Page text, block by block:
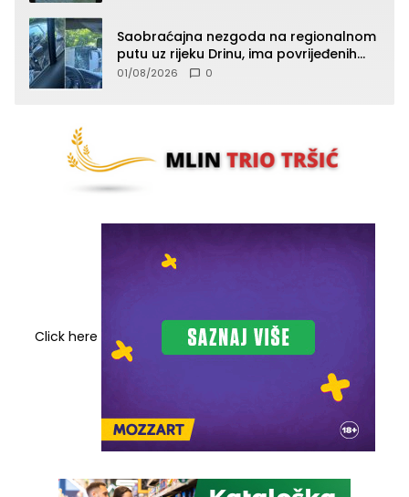
Saobraćajna nezgoda na regionalnom
putu uz rijeku Drinu, ima povrijeđenih
lica (FOTO)
01/08/2026 0
Click here